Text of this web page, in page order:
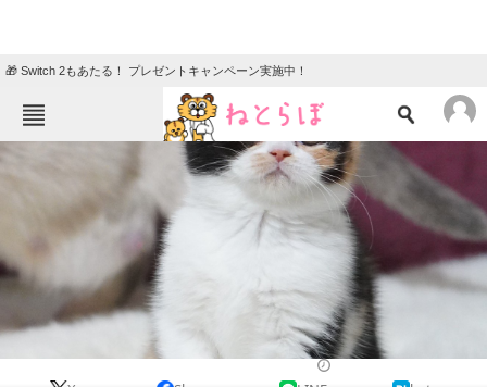
🎁 Switch 2もあたる！ プレゼントキャンペーン実施中！
TOP ニュース
クイズ
グルメ
教育・育児
リサーチ